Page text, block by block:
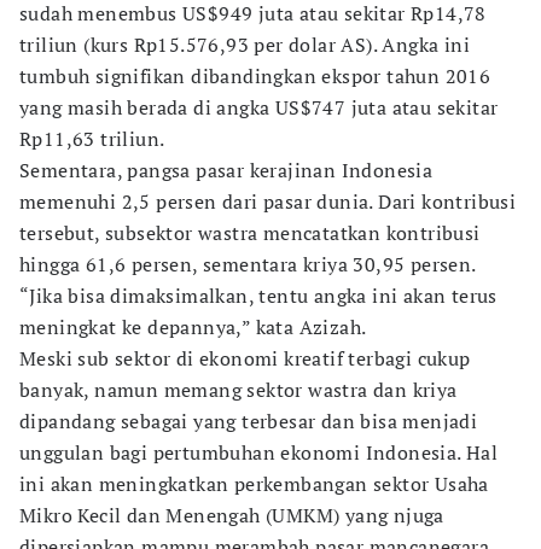
sudah menembus US$949 juta atau sekitar Rp14,78
triliun (kurs Rp15.576,93 per dolar AS). Angka ini
tumbuh signifikan dibandingkan ekspor tahun 2016
yang masih berada di angka US$747 juta atau sekitar
Rp11,63 triliun.
Sementara, pangsa pasar kerajinan Indonesia
memenuhi 2,5 persen dari pasar dunia. Dari kontribusi
tersebut, subsektor wastra mencatatkan kontribusi
hingga 61,6 persen, sementara kriya 30,95 persen.
“Jika bisa dimaksimalkan, tentu angka ini akan terus
meningkat ke depannya,” kata Azizah.
Meski sub sektor di ekonomi kreatif terbagi cukup
banyak, namun memang sektor wastra dan kriya
dipandang sebagai yang terbesar dan bisa menjadi
unggulan bagi pertumbuhan ekonomi Indonesia. Hal
ini akan meningkatkan perkembangan sektor Usaha
Mikro Kecil dan Menengah (UMKM) yang njuga